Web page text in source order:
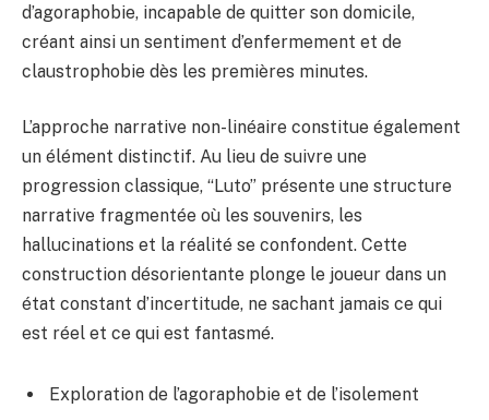
d’agoraphobie, incapable de quitter son domicile,
créant ainsi un sentiment d’enfermement et de
claustrophobie dès les premières minutes.
L’approche narrative non-linéaire constitue également
un élément distinctif. Au lieu de suivre une
progression classique, “Luto” présente une structure
narrative fragmentée où les souvenirs, les
hallucinations et la réalité se confondent. Cette
construction désorientante plonge le joueur dans un
état constant d’incertitude, ne sachant jamais ce qui
est réel et ce qui est fantasmé.
Exploration de l’agoraphobie et de l’isolement